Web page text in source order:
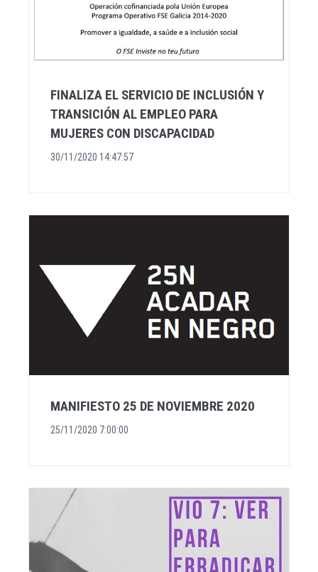
FINALIZA EL SERVICIO DE INCLUSIÓN Y
TRANSICIÓN AL EMPLEO PARA
MUJERES CON DISCAPACIDAD
30/11/2020 14:47:57
MANIFIESTO 25 DE NOVIEMBRE 2020
25/11/2020 7:00:00